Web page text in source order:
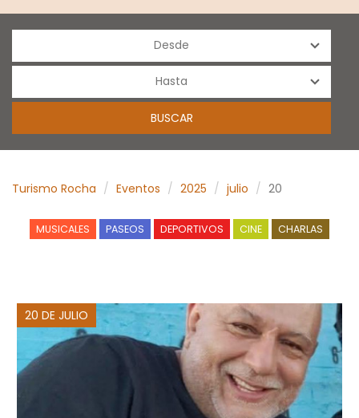
Turismo Rocha Eventos 2025 julio 20
MUSICALES PASEOS DEPORTIVOS CINE CHARLAS
20 DE JULIO